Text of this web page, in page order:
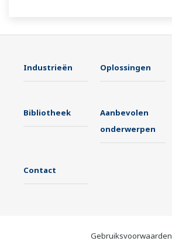
Industrieën Oplossingen
Bibliotheek
Aanbevolen
onderwerpen
Contact
Gebruiksvoorwaarden